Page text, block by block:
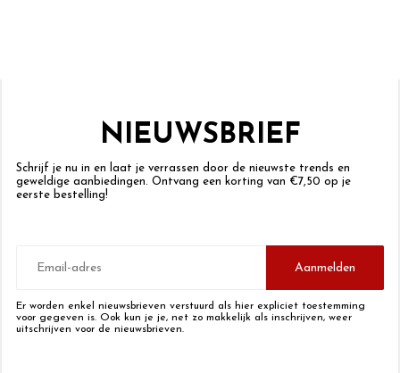
NIEUWSBRIEF
Schrijf je nu in en laat je verrassen door de nieuwste trends en
geweldige aanbiedingen. Ontvang een korting van €7,50 op je
eerste bestelling!
mailadres
Aanmelden
Er worden enkel nieuwsbrieven verstuurd als hier expliciet toestemming
voor gegeven is. Ook kun je je, net zo makkelijk als inschrijven, weer
uitschrijven voor de nieuwsbrieven.